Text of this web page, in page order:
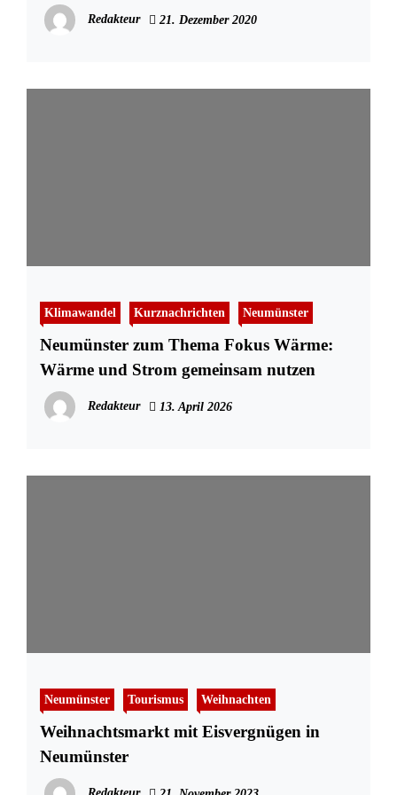
Stimmen in Neumünster
Redakteur 21. Dezember 2020
Klimawandel Kurznachrichten Neumünster
Neumünster zum Thema Fokus Wärme:
Wärme und Strom gemeinsam nutzen
Redakteur 13. April 2026
Neumünster Tourismus Weihnachten
Weihnachtsmarkt mit Eisvergnügen in
Neumünster